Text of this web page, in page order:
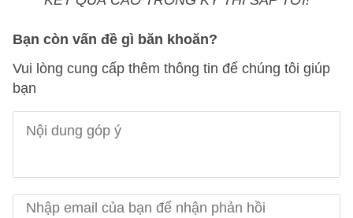
Bạn còn vấn đề gì băn khoăn?
Vui lòng cung cấp thêm thông tin để chúng tôi giúp
bạn